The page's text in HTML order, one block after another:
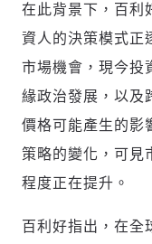
在此背景下，百
資人的決策模式正
市場機會，現今投
緣政治發展，以及
價格可能產生的影
策略的變化，可見
程度正在提升。
百利好指出，在全